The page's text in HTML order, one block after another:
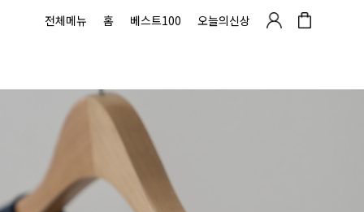
전체메뉴 홈 베스트100 오늘의신상